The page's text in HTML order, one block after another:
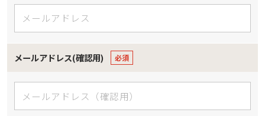
メールアドレス(確認用)